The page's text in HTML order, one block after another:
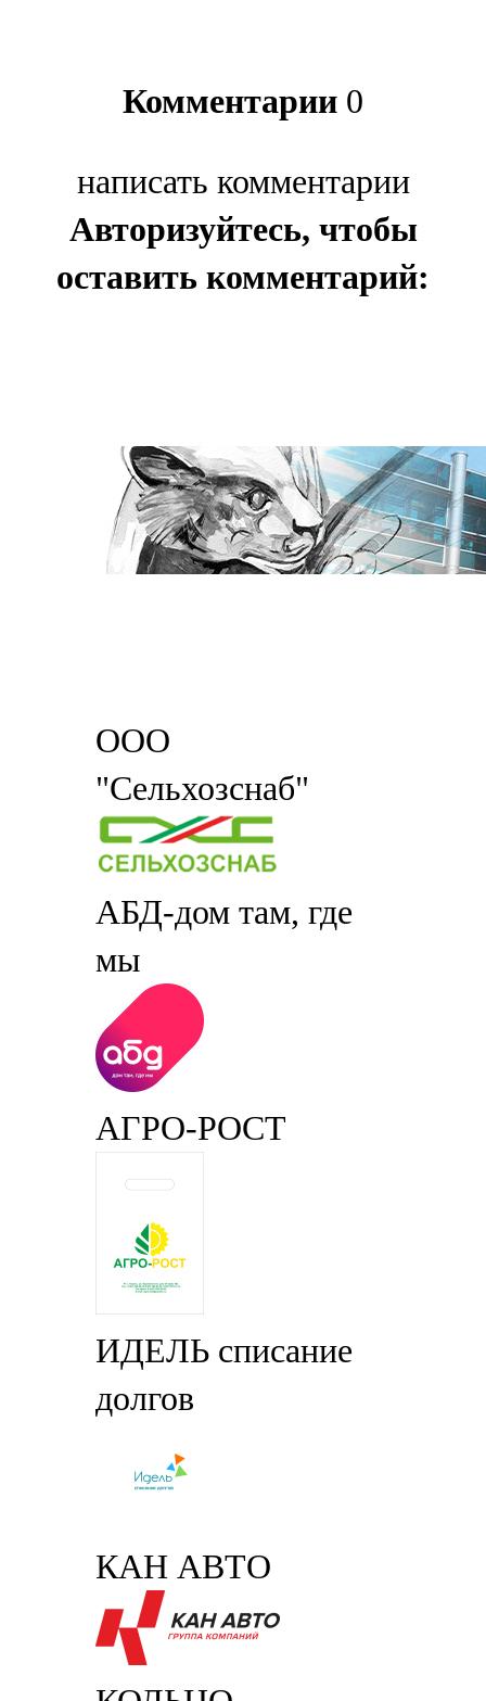
Комментарии 0
написать комментарии
Авторизуйтесь, чтобы
оставить комментарий:
ООО
"Сельхозснаб"
АБД-дом там, где
мы
АГРО-РОСТ
ИДЕЛЬ списание
долгов
КАН АВТО